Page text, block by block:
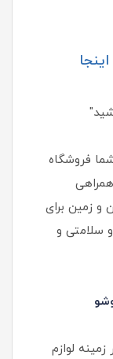
اینجا
فروشگاه
و زمین برای
سلامتی و
لوازم